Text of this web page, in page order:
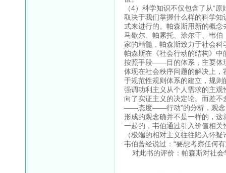
（4）科学知识不仅包含了从“
取决于我们掌握什么样的科学
式来进行的。帕森斯用新的概
马歇尔、帕累托、涂尔干、韦
家的精髓，帕森斯致力于社会
帕森斯在《社会行动的结构》
按照手段——目的体系，主要体
体现在社会秩序问题的解决上
于规范性规则体系的建立，规
强调功利主义从个人需求的主
向了实证主义的决定论。而差
——态度——行动”的分析，观念
形成的观念确并不是一样的，
一起的，韦伯通过引入价值相
（极端的相对主义往往陷入怀
韦伯曾经说过：“要想考察任何
对此书的评价：帕森斯对社会